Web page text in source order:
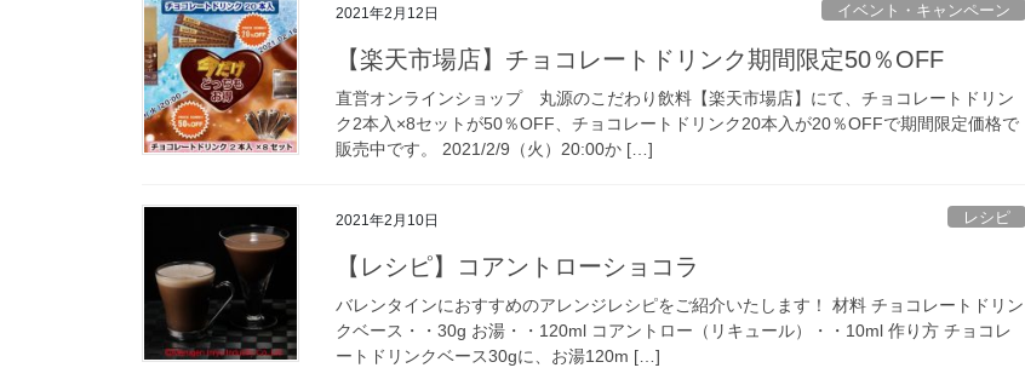
2021年2月12日 イベント・キャンペーン
【楽天市場店】チョコレートドリンク期間限定50％OFF
直営オンラインショップ 丸源のこだわり飲料【楽天市場店】にて、チョコレートドリン
ク2本入×8セットが50％OFF、チョコレートドリンク20本入が20％OFFで期間限定価格で
販売中です。 2021/2/9（火）20:00か […]
2021年2月10日 レシピ
【レシピ】コアントローショコラ
バレンタインにおすすめのアレンジレシピをご紹介いたします！ 材料 チョコレートドリン
クベース・・30g お湯・・120ml コアントロー（リキュール）・・10ml 作り方 チョコレ
ートドリンクベース30gに、お湯120m […]